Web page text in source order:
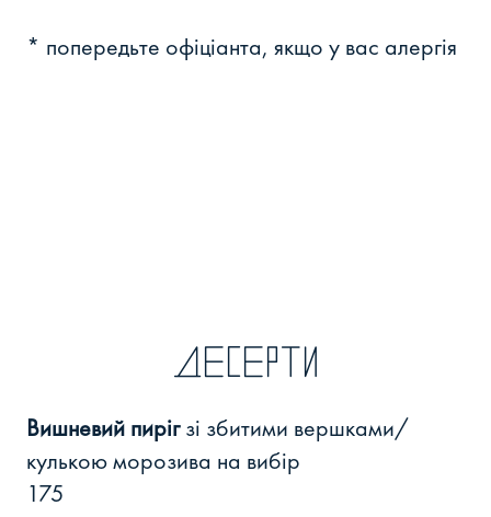
* попередьте офіціанта, якщо у вас алергія
Десерти
Вишневий пирігзі збитими вершками/
кулькою морозива на вибір
175